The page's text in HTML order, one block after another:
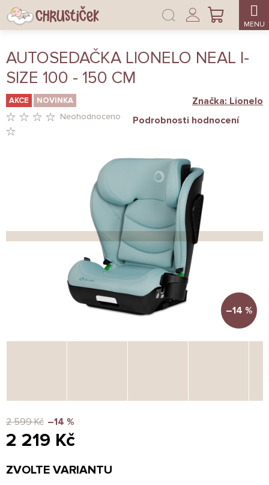
Přejít
na
obsah
NÁKUPNÍ
Přihlášení
AUTOSEDAČKA LIONELO NEAL I-
SIZE 100 - 150 CM
AKCE NOVINKA
HVĚZDIČEK.
Neohodnoceno Podrobnosti hodnocení
Značka: Lionelo
–14 %
2 599 Kč –14 %
2 219 Kč
cena:
ZVOLTE VARIANTU